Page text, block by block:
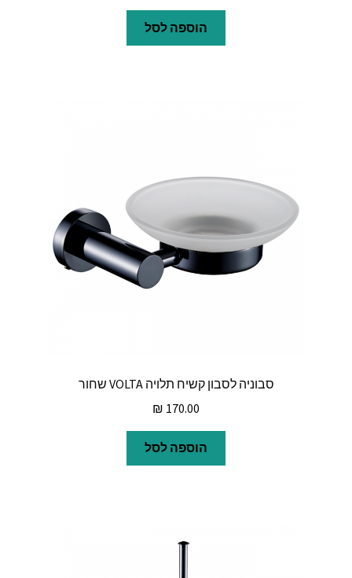
הוספה לסל
סבוניה לסבון קשיח תלויה VOLTA שחור
₪ 170.00
הוספה לסל